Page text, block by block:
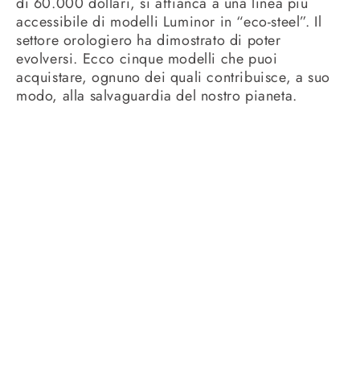
accessibile di modelli Luminor in “eco-steel”. Il
settore orologiero ha dimostrato di poter
evolversi. Ecco cinque modelli che puoi
acquistare, ognuno dei quali contribuisce, a suo
modo, alla salvaguardia del nostro pianeta.